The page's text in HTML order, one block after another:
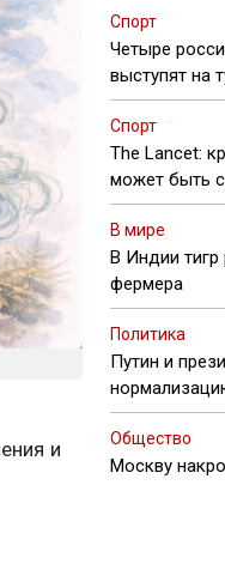
и
Спорт
Четыре
выступят на
Спорт
The Lancet:
может быть
В мире
В Индии тигр
фермера
Политика
Путин и
Общество
Москву